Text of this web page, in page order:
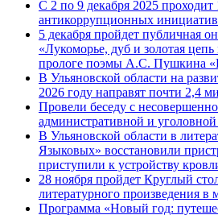
С 2 по 9 декабря 2025 проходит
антикоррупционных инициатив
5 декабря пройдет публичная
«Лукоморье, дуб и золотая
прологе поэмы А.С. Пушкина
В Ульяновской области на
2026 году направят почти 2,4
Провели беседу с
административной и уголовной
В Ульяновской области в
Языковых» восстановили
приступили к устройству
28 ноября пройдет Круглый
литературного произведения в
Программа «Новый год: